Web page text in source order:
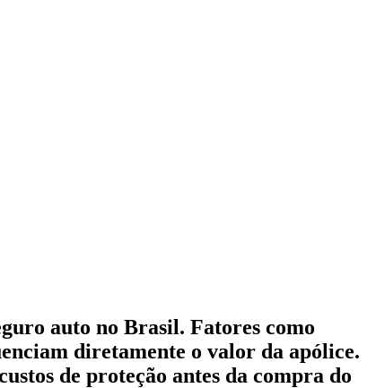
auto no Brasil. Fatores como
diretamente o valor da apólice.
de proteção antes da compra do